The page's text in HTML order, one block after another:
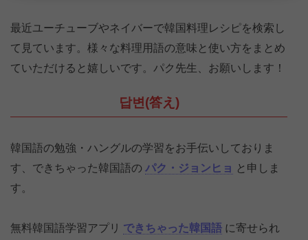
最近ユーチューブやネイバーで韓国料理レシピを検索し
て見ています。様々な料理用語の意味と使い方をまとめ
ていただけると嬉しいです。パク先生、お願いします！
답변(答え)
韓国語の勉強・ハングルの学習をお手伝いしておりま
す、できちゃった韓国語の パク・ジョンヒョ と申しま
す。
無料韓国語学習アプリ できちゃった韓国語 に寄せられ